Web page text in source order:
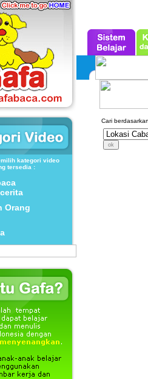
kategori video
tersedia :
Orang
Cari